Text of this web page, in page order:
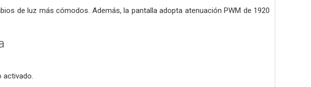
de luz más cómodos. Además, la pantalla adopta atenuación PWM de 1920
activado.